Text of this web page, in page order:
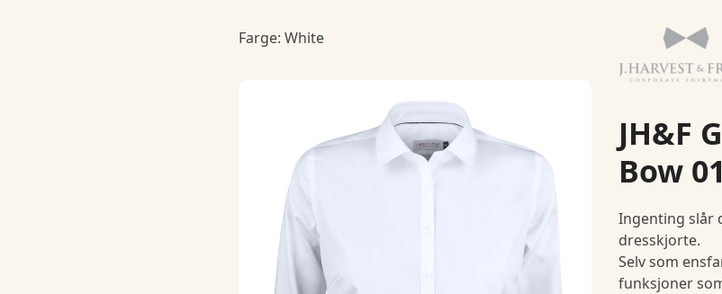
Farge: White
JH&F
Bow
Ingenting slår
dresskjorte.
Selv som
funksjoner